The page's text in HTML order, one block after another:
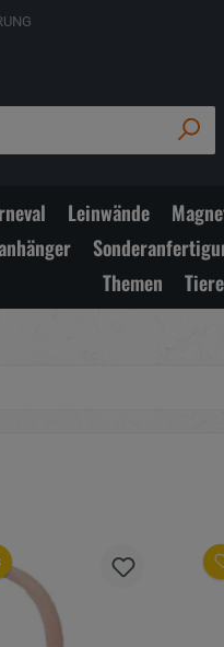
Leinwände
Themen
Tiere